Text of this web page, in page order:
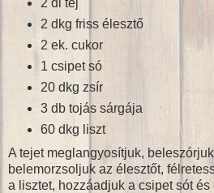
2 dl tej
2 dkg friss élesztő
2 ek. cukor
1 csipet só
20 dkg zsír
3 db tojás sárgája
60 dkg liszt
A tejet meglangyosítjuk,
belemorzsoljuk az élesztőt,
a lisztet, hozzáadjuk a csipet sót és